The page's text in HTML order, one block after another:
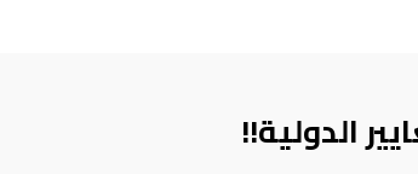
الدولية!!